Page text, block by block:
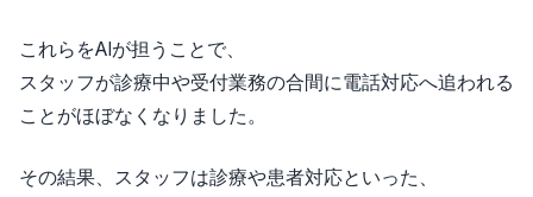
これらをAIが担うことで、
スタッフが診療中や受付業務の合間に電話対応へ追われる
ことがほぼなくなりました。
その結果、スタッフは診療や患者対応といった、